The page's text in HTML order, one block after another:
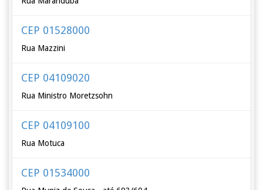
CEP 01528000
Rua Mazzini
CEP 04109020
Rua Ministro Moretzsohn
CEP 04109100
Rua Motuca
CEP 01534000